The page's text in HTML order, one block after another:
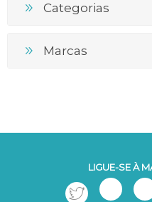
Categorias
Marcas
LIGUE-SE À